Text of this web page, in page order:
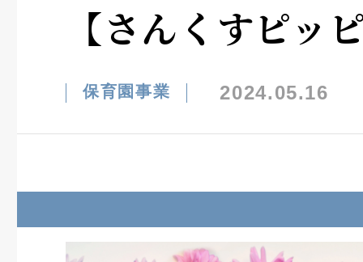
【さんくすピッ
保育園事業 2024.05.16